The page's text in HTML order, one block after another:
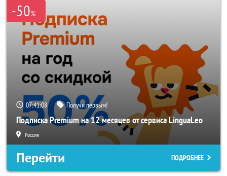
-50%
07:41:07 Получи первым!
Подписка Premium на 12 месяцев от сервиса LinguaLeo
Россия
Перейти ПОДРОБНЕЕ